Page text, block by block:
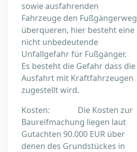
sowie ausfahrenden
Fahrzeuge den Fußgängerweg
überqueren, hier besteht eine
nicht unbedeutende
Unfallgefahr für Fußgänger.
Es besteht die Gefahr dass die
Ausfahrt mit Kraftfahrzeugen
zugestellt wird.
Kosten: Die Kosten zur
Baureifmachung liegen laut
Gutachten 90.000 EUR über
denen des Grundstückes in